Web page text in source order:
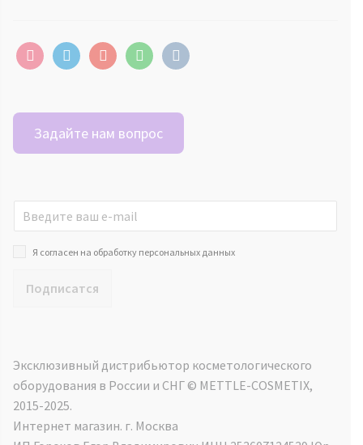
instagramtelegramyoutubewhatsappvkontakte
Задайте нам вопрос
Я согласен на обработку персональных данных
Подписатся
Эксклюзивный дистрибьютор косметологического
оборудования в России и СНГ ©️ METTLE-COSMETIX,
2015-2025.
Интернет магазин. г. Москва